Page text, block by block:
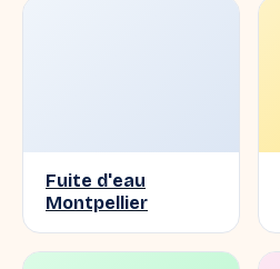
Fuite d'eau
Montpellier